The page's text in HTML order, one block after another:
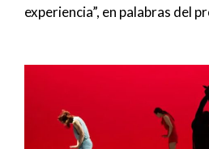
experiencia”, en palabras del